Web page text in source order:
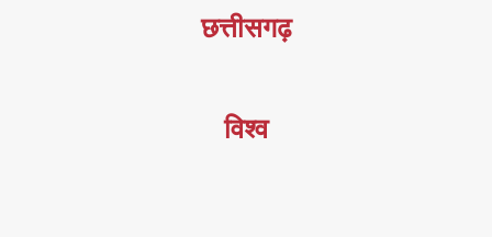
छत्तीसगढ़
विश्व